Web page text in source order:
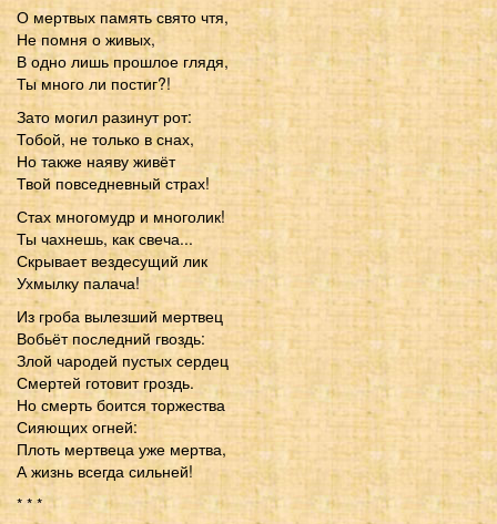
О мертвых память свято чтя,
Не помня о живых,
В одно лишь прошлое глядя,
Ты много ли постиг?!
Зато могил разинут рот:
Тобой, не только в снах,
Но также наяву живёт
Твой повседневный страх!
Стах многомудр и многолик!
Ты чахнешь, как свеча...
Скрывает вездесущий лик
Ухмылку палача!
Из гроба вылезший мертвец
Вобьёт последний гвоздь:
Злой чародей пустых сердец
Смертей готовит гроздь.
Но смерть боится торжества
Сияющих огней:
Плоть мертвеца уже мертва,
А жизнь всегда сильней!
* * *